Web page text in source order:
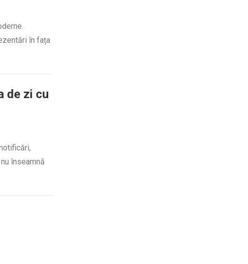
în fața
de zi cu
înseamnă